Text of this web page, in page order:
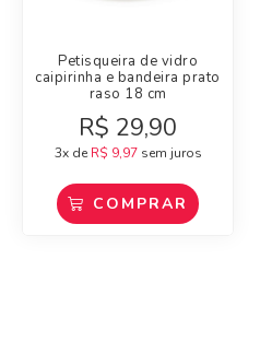
Petisqueira de vidro
caipirinha e bandeira prato
raso 18 cm
R$ 29,90
3x de R$ 9,97sem juros
COMPRAR